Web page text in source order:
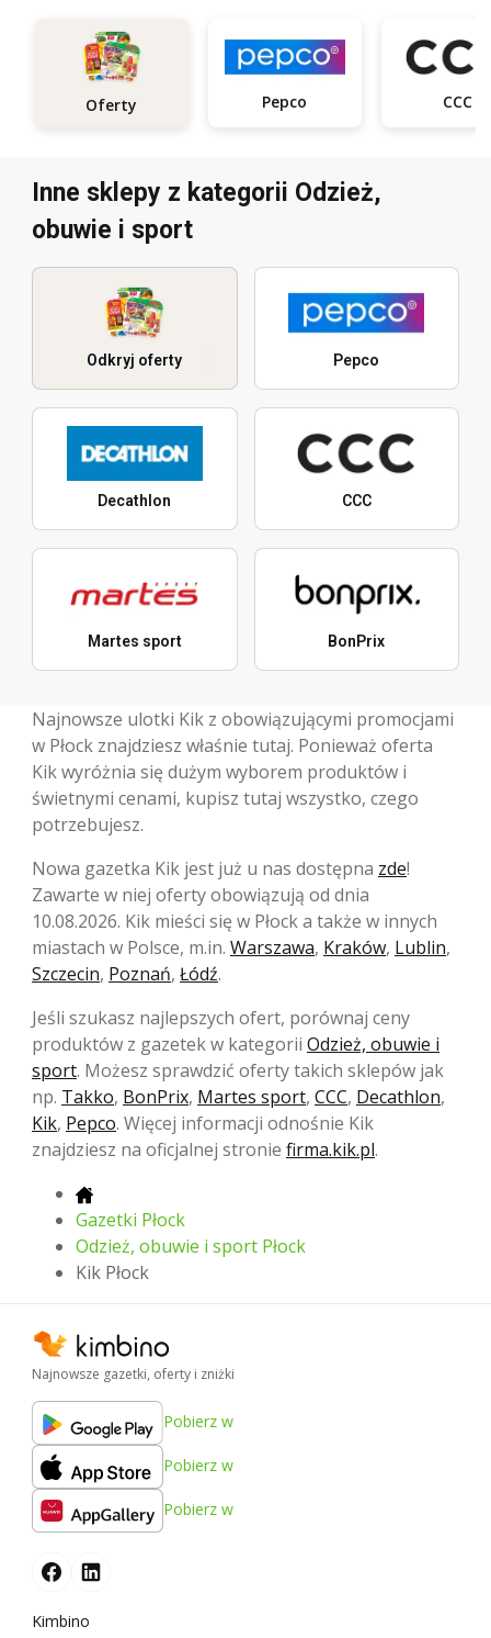
Oferty Pepco CCC
Inne sklepy z kategorii Odzież,
obuwie i sport
Odkryj oferty Pepco
Decathlon CCC
Martes sport BonPrix
Najnowsze ulotki Kik z obowiązującymi promocjami
w Płock znajdziesz właśnie tutaj. Ponieważ oferta
Kik wyróżnia się dużym wyborem produktów i
świetnymi cenami, kupisz tutaj wszystko, czego
potrzebujesz.
Nowa gazetka Kik jest już u nas dostępna zde!
Zawarte w niej oferty obowiązują od dnia
10.08.2026. Kik mieści się w Płock a także w innych
miastach w Polsce, m.in. Warszawa, Kraków, Lublin,
Szczecin, Poznań, Łódź.
Jeśli szukasz najlepszych ofert, porównaj ceny
produktów z gazetek w kategorii Odzież, obuwie i
sport. Możesz sprawdzić oferty takich sklepów jak
np. Takko, BonPrix, Martes sport, CCC, Decathlon,
Kik, Pepco. Więcej informacji odnośnie Kik
znajdziesz na oficjalnej stronie firma.kik.pl.
Gazetki Płock
Odzież, obuwie i sport Płock
Kik Płock
Najnowsze gazetki, oferty i zniżki
Pobierz w
Pobierz w
Pobierz w
Kimbino